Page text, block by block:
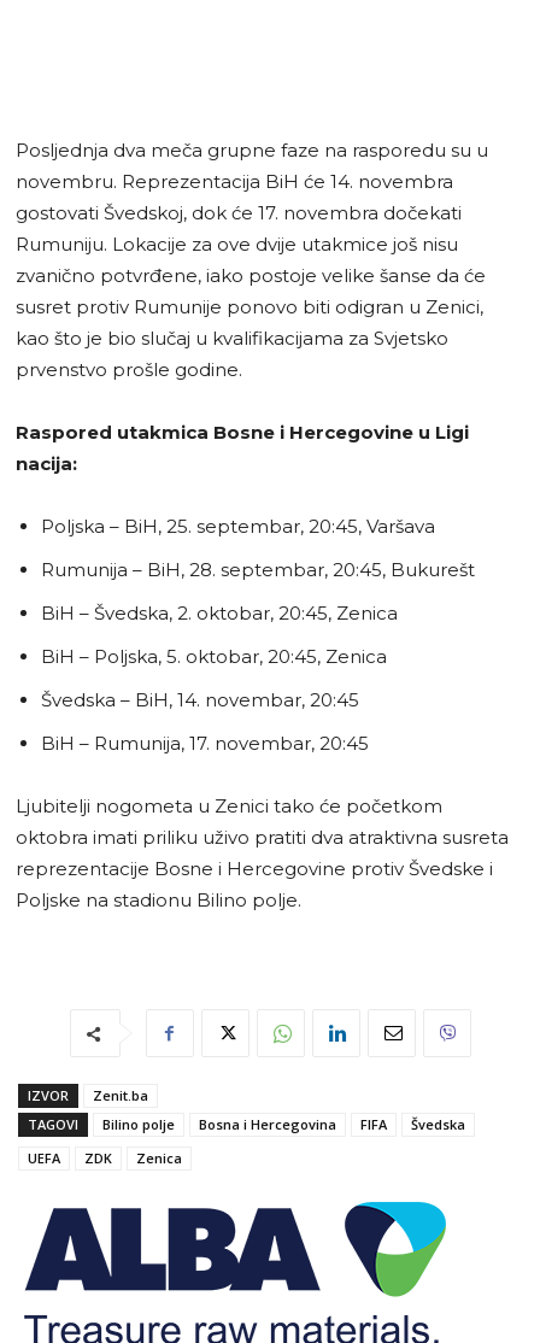
Posljednja dva meča grupne faze na rasporedu su u
novembru. Reprezentacija BiH će 14. novembra
gostovati Švedskoj, dok će 17. novembra dočekati
Rumuniju. Lokacije za ove dvije utakmice još nisu
zvanično potvrđene, iako postoje velike šanse da će
susret protiv Rumunije ponovo biti odigran u Zenici,
kao što je bio slučaj u kvalifikacijama za Svjetsko
prvenstvo prošle godine.
Raspored utakmica Bosne i Hercegovine u Ligi
nacija:
Poljska – BiH, 25. septembar, 20:45, Varšava
Rumunija – BiH, 28. septembar, 20:45, Bukurešt
BiH – Švedska, 2. oktobar, 20:45, Zenica
BiH – Poljska, 5. oktobar, 20:45, Zenica
Švedska – BiH, 14. novembar, 20:45
BiH – Rumunija, 17. novembar, 20:45
Ljubitelji nogometa u Zenici tako će početkom
oktobra imati priliku uživo pratiti dva atraktivna susreta
reprezentacije Bosne i Hercegovine protiv Švedske i
Poljske na stadionu Bilino polje.
IZVOR
Zenit.ba
TAGOVI
Bilino polje Bosna i Hercegovina FIFA
Švedska
UEFA
ZDK Zenica